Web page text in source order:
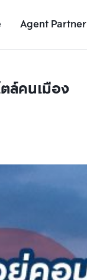
Agent Partner
ล์คนเมือง